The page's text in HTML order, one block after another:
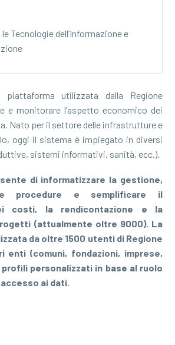
Tecnologie dell’Informazione e
piattaforma utilizzata dalla Regione
e monitorare l’aspetto economico dei
Nato per il settore delle infrastrutture e
oggi il sistema è impiegato in diversi
sistemi informativi, sanità, ecc.).
di informatizzare la gestione,
le procedure e semplificare il
costi, la rendicontazione e la
(attualmente oltre 9000). La
da oltre 1500 utenti di Regione
enti (comuni, fondazioni, imprese,
personalizzati in base al ruolo
ai dati.